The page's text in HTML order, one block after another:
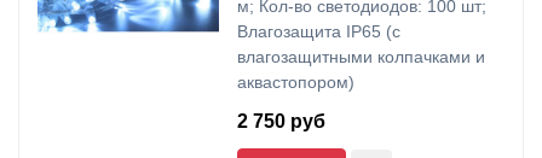
м; Кол-во светодиодов: 100 шт;
Влагозащита IP65 (с
влагозащитными колпачками и
аквастопором)
2 750 руб